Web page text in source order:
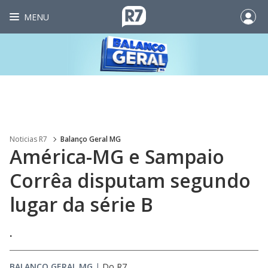
MENU
Noticias R7 Balanço Geral MG
América-MG e Sampaio
Corrêa disputam segundo
lugar da série B
.